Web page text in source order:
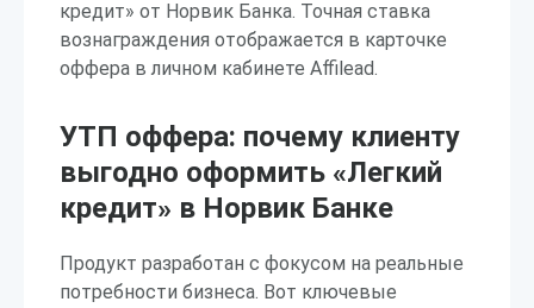
кредит» от Норвик Банка. Точная ставка
вознаграждения отображается в карточке
оффера в личном кабинете Affilead.
УТП оффера: почему клиенту
выгодно оформить «Легкий
кредит» в Норвик Банке
Продукт разработан с фокусом на реальные
потребности бизнеса. Вот ключевые